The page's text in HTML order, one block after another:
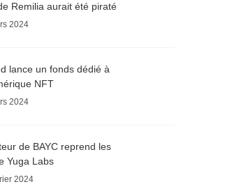
Remilia aurait été piraté
2024
lance un fonds dédié à
NFT
2024
de BAYC reprend les
Yuga Labs
2024